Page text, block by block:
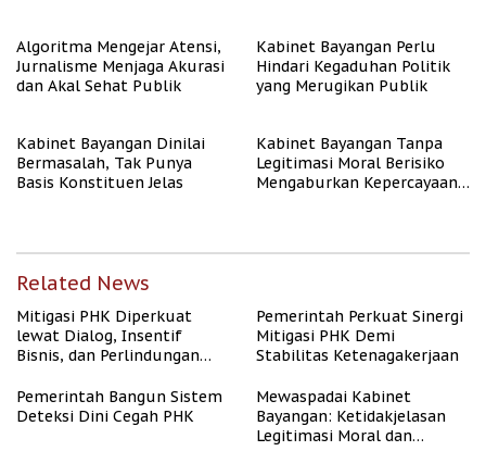
Algoritma Mengejar Atensi,
Jurnalisme Menjaga Akurasi
dan Akal Sehat Publik
Kabinet Bayangan Perlu
Hindari Kegaduhan Politik
yang Merugikan Publik
Kabinet Bayangan Dinilai
Bermasalah, Tak Punya
Basis Konstituen Jelas
Kabinet Bayangan Tanpa
Legitimasi Moral Berisiko
Mengaburkan Kepercayaan
Related News
Mitigasi PHK Diperkuat
lewat Dialog, Insentif
Bisnis, dan Perlindungan
Pemerintah Perkuat Sinergi
Mitigasi PHK Demi
Stabilitas Ketenagakerjaan
Pemerintah Bangun Sistem
Deteksi Dini Cegah PHK
Mewaspadai Kabinet
Bayangan: Ketidakjelasan
Legitimasi Moral dan